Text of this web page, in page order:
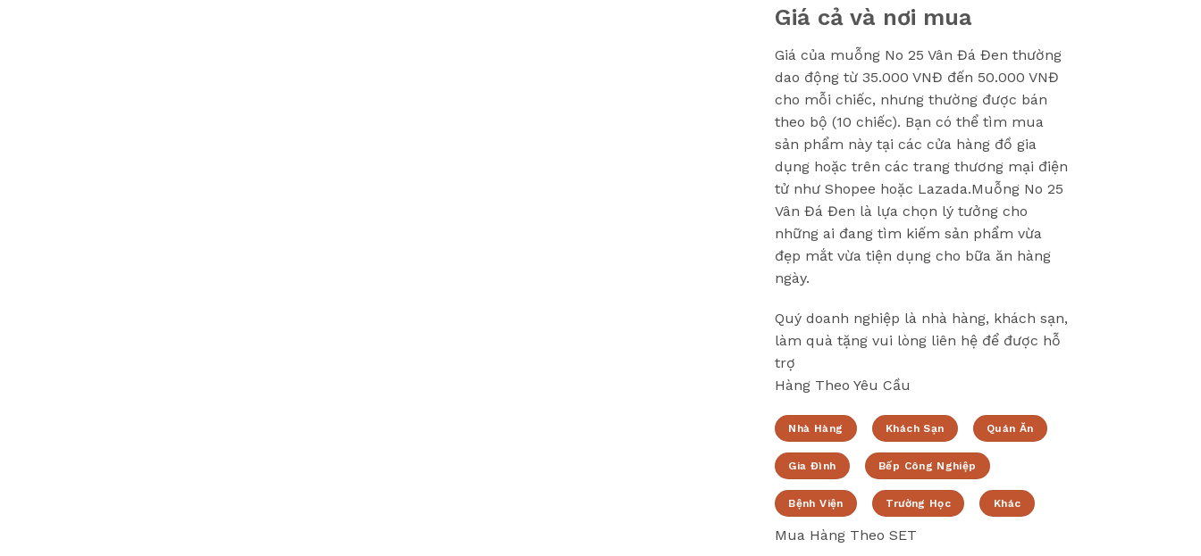
Giá cả và nơi mua
Giá của muỗng No 25 Vân Đá Đen thường
dao động từ 35.000 VNĐ đến 50.000 VNĐ
cho mỗi chiếc, nhưng thường được bán
theo bộ (10 chiếc). Bạn có thể tìm mua
sản phẩm này tại các cửa hàng đồ gia
dụng hoặc trên các trang thương mại điện
tử như Shopee hoặc Lazada.Muỗng No 25
Vân Đá Đen là lựa chọn lý tưởng cho
những ai đang tìm kiếm sản phẩm vừa
đẹp mắt vừa tiện dụng cho bữa ăn hàng
ngày.
Quý doanh nghiệp là nhà hàng, khách sạn,
làm quà tặng vui lòng liên hệ để được hỗ
trợ
Hàng Theo Yêu Cầu
Nhà Hàng Khách Sạn Quán Ăn
Gia Đình Bếp Công Nghiệp
Bệnh Viện Trường Học Khác
Mua Hàng Theo SET